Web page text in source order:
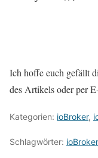
Ich hoffe euch gefällt
des Artikels oder per
Kategorien: ioBroker,
Schlagwörter: ioBroker